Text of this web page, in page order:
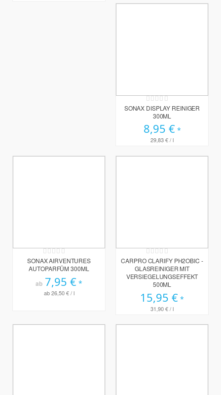
Rating:
0%
SONAX DISPLAY REINIGER
300ML
8,95 €
29,83 €/ l
Rating:
0%
SONAX AIRVENTURES
AUTOPARFÜM 300ML
ab 7,95 €
ab26,50 €/ l
Rating:
0%
CARPRO CLARIFY PH2OBIC -
GLASREINIGER MIT
VERSIEGELUNGSEFFEKT
500ML
15,95 €
31,90 €/ l